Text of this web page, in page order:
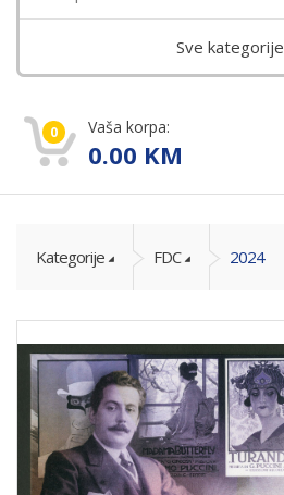
Sve kategorije
0 Vaša korpa:
0.00 KM
Kategorije FDC 2024